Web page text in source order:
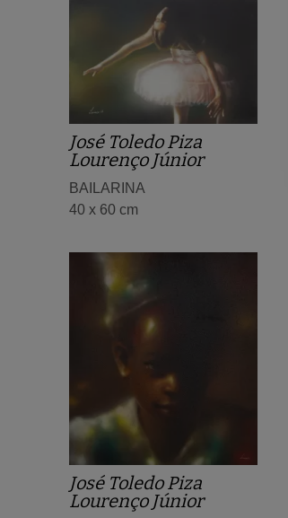
José Toledo Piza
Lourenço Júnior
BAILARINA
40 x 60 cm
José Toledo Piza
Lourenço Júnior